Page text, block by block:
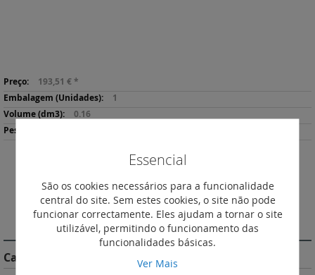
Mais
informação
193,51 € *
1
0.16
Ficha de Produto
Imprimir
para
o
início
da
DESCRIÇÃO
Características do Produto
Essencial
São os cookies necessários para a funcionalidade
central do site. Sem estes cookies, o site não pode
funcionar correctamente. Eles ajudam a tornar o site
utilizável, permitindo o funcionamento das
funcionalidades básicas.
Ver Mais